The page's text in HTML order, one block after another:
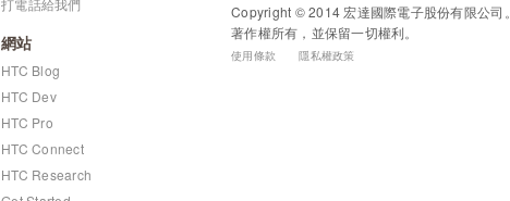
打電話給我們
網站
HTC Blog
HTC Dev
HTC Pro
HTC Connect
HTC Research
Copyright © 2014 宏達國際電子股份有限公司。
著作權所有，並保留一切權利。
使用條款 隱私權政策